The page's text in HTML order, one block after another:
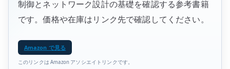
制御とネットワーク設計の基礎を確認する参考書籍
です。価格や在庫はリンク先で確認してください。
Amazon で見る
このリンクは Amazon アソシエイトリンクです。